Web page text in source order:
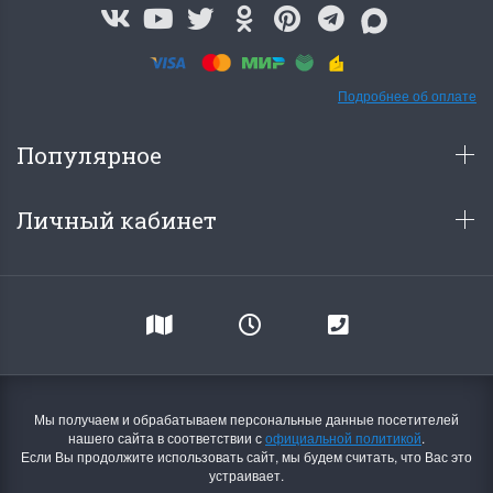
Подробнее об оплате
Популярное
Личный кабинет
Мы получаем и обрабатываем персональные данные посетителей
нашего сайта в соответствии софициальной политикой.
Если Вы продолжите использовать сайт, мы будем считать, что Вас это
устраивает.